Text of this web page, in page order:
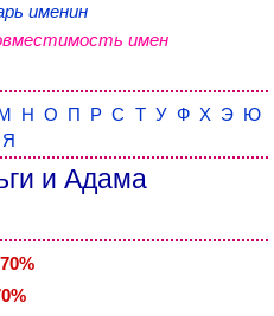
именин
имен
Н О П Р С Т У Ф Х Э Ю
Я
и Адама
70%